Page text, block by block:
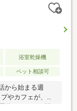
、南面に三部屋
コンシェルジ
屋上庭園等）■4
神が徒歩圏の好
は広々15帖以
規模レジデンス
浴室乾燥機
ペット相談可
から始まる週
やカフェが、ご